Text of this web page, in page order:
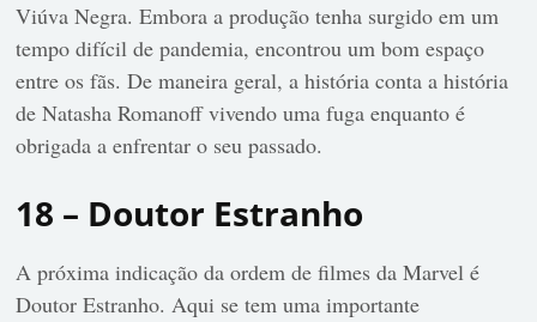
Viúva Negra. Embora a produção tenha surgido em um
tempo difícil de pandemia, encontrou um bom espaço
entre os fãs. De maneira geral, a história conta a história
de Natasha Romanoff vivendo uma fuga enquanto é
obrigada a enfrentar o seu passado.
18 – Doutor Estranho
A próxima indicação da ordem de filmes da Marvel é
Doutor Estranho. Aqui se tem uma importante